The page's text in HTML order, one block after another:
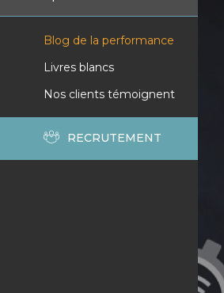
Blog de la performance
Livres blancs
Nos clients témoignent
RECRUTEMENT